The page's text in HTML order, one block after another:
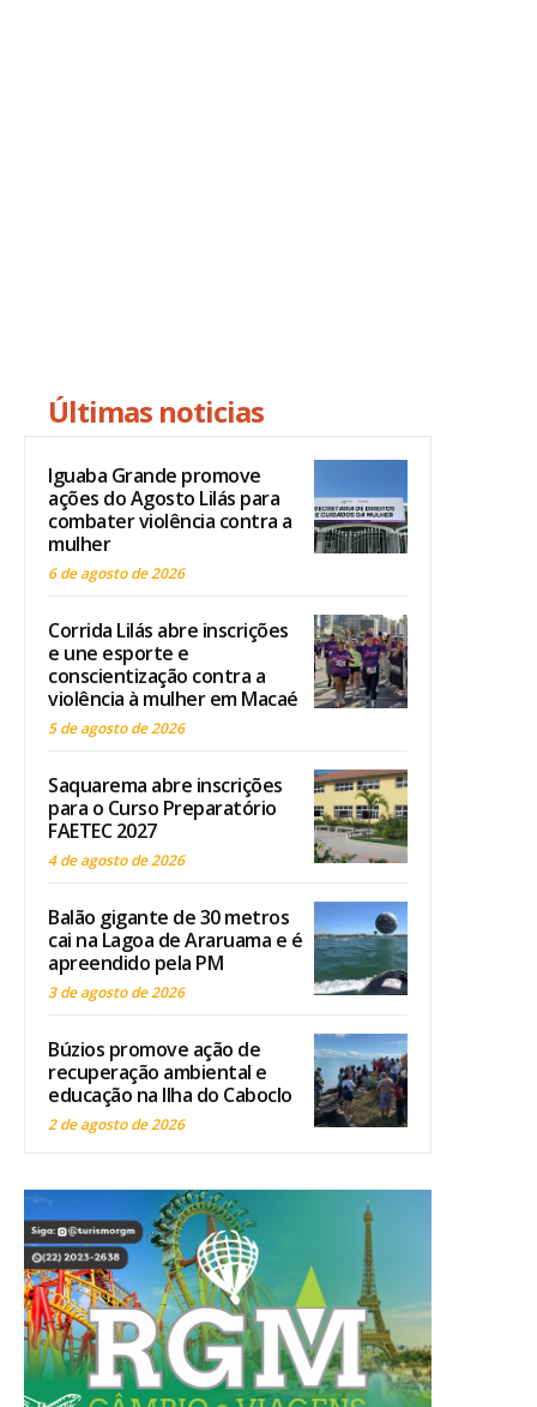
Últimas noticias
Iguaba Grande promove
ações do Agosto Lilás para
combater violência contra a
mulher
6 de agosto de 2026
Corrida Lilás abre inscrições
e une esporte e
conscientização contra a
violência à mulher em Macaé
5 de agosto de 2026
Saquarema abre inscrições
para o Curso Preparatório
FAETEC 2027
4 de agosto de 2026
Balão gigante de 30 metros
cai na Lagoa de Araruama e é
apreendido pela PM
3 de agosto de 2026
Búzios promove ação de
recuperação ambiental e
educação na Ilha do Caboclo
2 de agosto de 2026